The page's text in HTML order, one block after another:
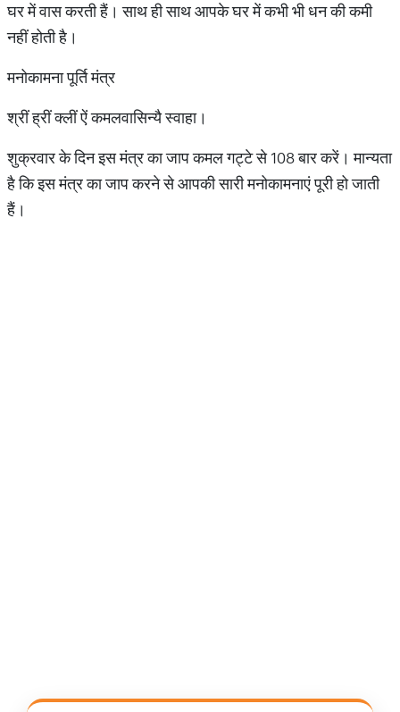
घर में वास करती हैं। साथ ही साथ आपके घर में कभी भी धन की कमी
नहीं होती है।
मनोकामना पूर्ति मंत्र
श्रीं ह्रीं क्लीं ऐं कमलवासिन्यै स्वाहा।
शुक्रवार के दिन इस मंत्र का जाप कमल गट्टे से 108 बार करें। मान्यता
है कि इस मंत्र का जाप करने से आपकी सारी मनोकामनाएं पूरी हो जाती
हैं।